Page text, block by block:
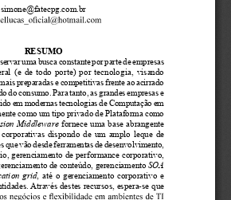
simone@fatecpg.com.br
RESUMO
uma busca constante por parte de empresas
(e de todo porte) por tecnologia, visando
preparadas e competitivas frente ao acirrado
do consumo. Para tanto, as grandes empresas e
em modernas tecnologias de Computação em
como um tipo privado de Plataforma como
Middleware fornece uma base abrangente
dispondo de um amplo leque de
que vão desde ferramentas de desenvolvimento,
gerenciamento de performance corporativo,
de conteúdo, gerenciamento SOA
grid, até o gerenciamento corporativo e
Através destes recursos, espera-se que